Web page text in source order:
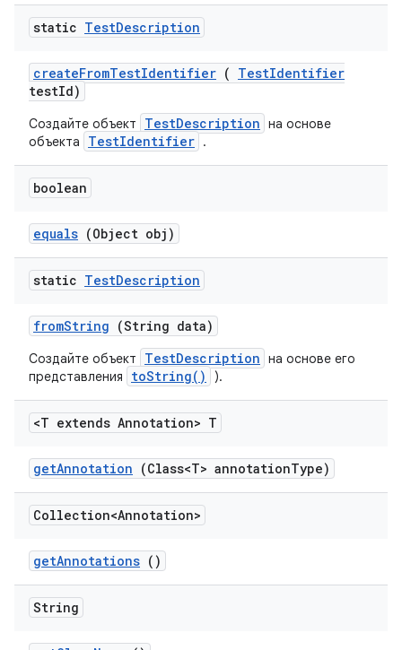
static TestDescription
createFromTestIdentifier ( TestIdentifier
testId)
Создайте объект TestDescription на основе
объекта
TestIdentifier .
boolean
equals (Object obj)
static TestDescription
fromString (String data)
Создайте объект TestDescription на основе его
представления
toString() ).
<T extends Annotation> T
getAnnotation (Class<T> annotationType)
Collection<Annotation>
getAnnotations ()
String